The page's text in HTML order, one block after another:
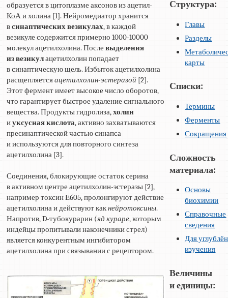
образуется в цитоплазме аксонов из ацетил-
КоА и холина [1]. Нейромедиатор хранится
всинаптических везикулах, в каждой
везикуле содержится примерно 1000-10000
молекул ацетилхолина. Послевыделения
из везикулацетилхолин попадает
в синаптическую щель. Избыток ацетилхолина
расщепляетсяацетилхолин-эстеразой [2].
Этот фермент имеет высокое число оборотов,
что гарантирует быстрое удаление сигнального
вещества. Продукты гидролиза,холин
иуксусная кислота, активно захватываются
пресинаптической частью синапса
и используются для повторного синтеза
ацетилхолина [3].
Соединения, блокирующие остаток серина
в активном центре ацетилхолин-эстеразы [2],
например токсин Е605, пролонгируют действие
ацетилхолина и действуют какнейротоксины.
Напротив, D-тубокурарин (яд кураре, которым
индейцы пропитывали наконечники стрел)
является конкурентным ингибитором
ацетилхолина при связывании с рецептором.
Структура:
Главы
Разделы
карты
Списки:
Термины
Ферменты
Сокращения
Сложность
материала:
Основы
биохимии
Справочные
сведения
Для
изучения
Величины
и единицы: